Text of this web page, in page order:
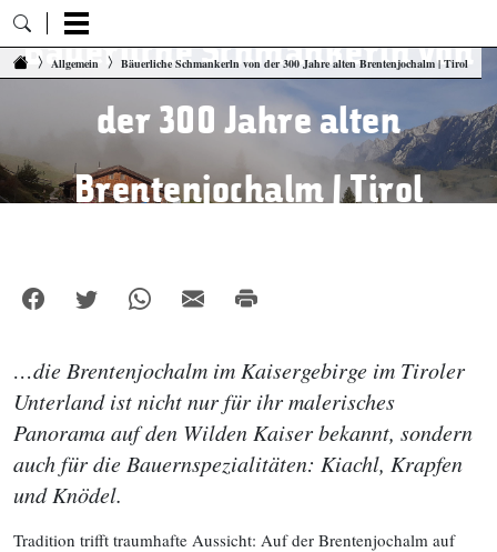
Zum Inhalt springen
Allgemein Bäuerliche Schmankerln von der 300 Jahre alten Brentenjochalm | Tirol
Bäuerliche Schmankerln von
der 300 Jahre alten
Brentenjochalm | Tirol
…die Brentenjochalm im Kaisergebirge im Tiroler
Unterland ist nicht nur für ihr malerisches
Panorama auf den Wilden Kaiser bekannt, sondern
auch für die Bauernspezialitäten: Kiachl, Krapfen
und Knödel.
Tradition trifft traumhafte Aussicht: Auf der Brentenjochalm auf